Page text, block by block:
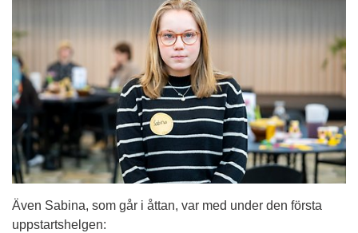
Även Sabina, som går i åttan, var med under den första
uppstartshelgen: